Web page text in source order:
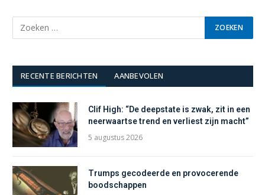
RECENTE BERICHTEN AANBEVOLEN
Clif High: “De deepstate is zwak, zit in een
neerwaartse trend en verliest zijn macht”
5 augustus 2026
Trumps gecodeerde en provocerende
boodschappen